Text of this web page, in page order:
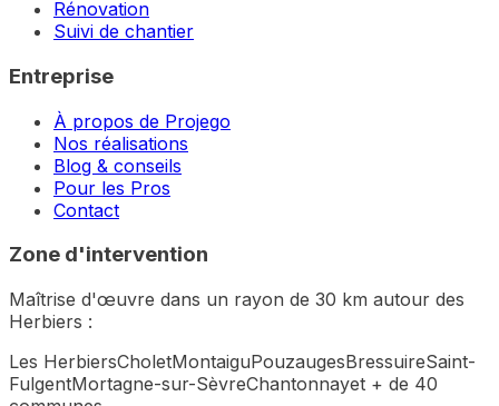
Rénovation
Suivi de chantier
Entreprise
À propos de Projego
Nos réalisations
Blog & conseils
Pour les Pros
Contact
Zone d'intervention
Maîtrise d'œuvre dans un rayon de 30 km autour des
Herbiers :
Les HerbiersCholetMontaiguPouzaugesBressuireSaint-
FulgentMortagne-sur-SèvreChantonnayet + de 40